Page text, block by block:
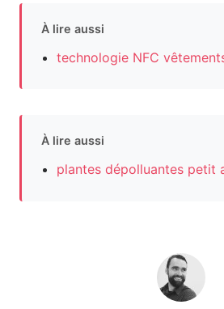
À lire aussi
technologie NFC
À lire aussi
plantes dépolluantes petit